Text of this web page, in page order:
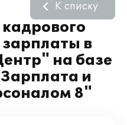
зарплаты в
на базе
и
8"
К списку